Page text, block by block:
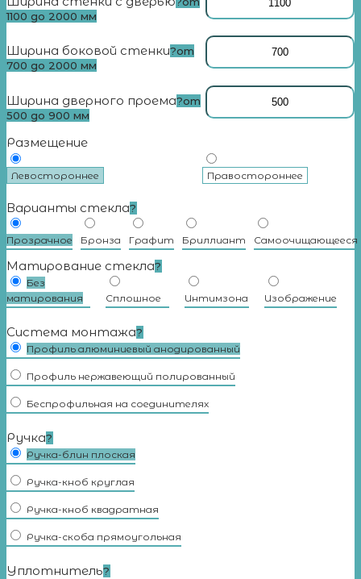
1100 до 2000 мм
Ширина боковой стенки?от
700 до 2000 мм
Ширина дверного проема?от
500 до 900 мм
Размещение
Левостороннее Правостороннее
Варианты стекла?
Прозрачное Бронза Графит Бриллиант Самоочищающееся
Матирование стекла?
Без
матирования
Сплошное Интимзона Изображение
Система монтажа?
Профиль алюминиевый анодированный
Профиль нержавеющий полированный
Беспрофильная на соединителях
Ручка?
Ручка-блин плоская
Ручка-кноб круглая
Ручка-кноб квадратная
Ручка-скоба прямоугольная
Уплотнитель?